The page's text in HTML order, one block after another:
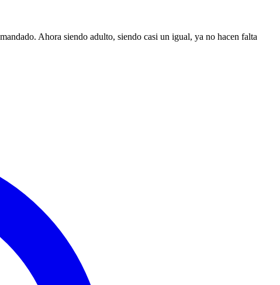
Ahora siendo adulto, siendo casi un igual, ya no hacen falta